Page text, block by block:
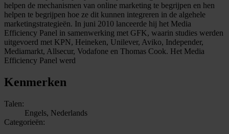
helpen de mechanismen van online marketing te begrijpen en hen
helpen te begrijpen hoe ze dit kunnen integreren in de algehele
marketingstrategieën. In juni 2010 lanceerde hij het Media
Efficiency Panel in samenwerking met GFK, waarin studies werden
uitgevoerd met KPN, Heineken, Unilever, Aviko, Independer,
Mediamarkt, Allsecur, Vodafone en Thomas Cook. Het Media
Efficiency Panel werd
Kenmerken
Talen:
Engels, Nederlands
Categorieën: